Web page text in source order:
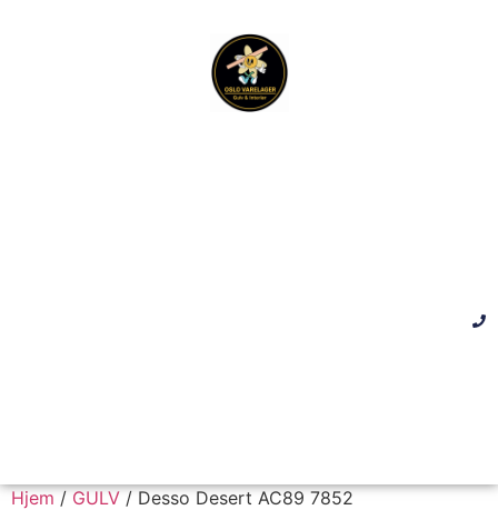
Hjem/GULV/ Desso Desert AC89 7852